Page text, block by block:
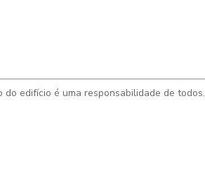
edifício é uma responsabilidade de todos.